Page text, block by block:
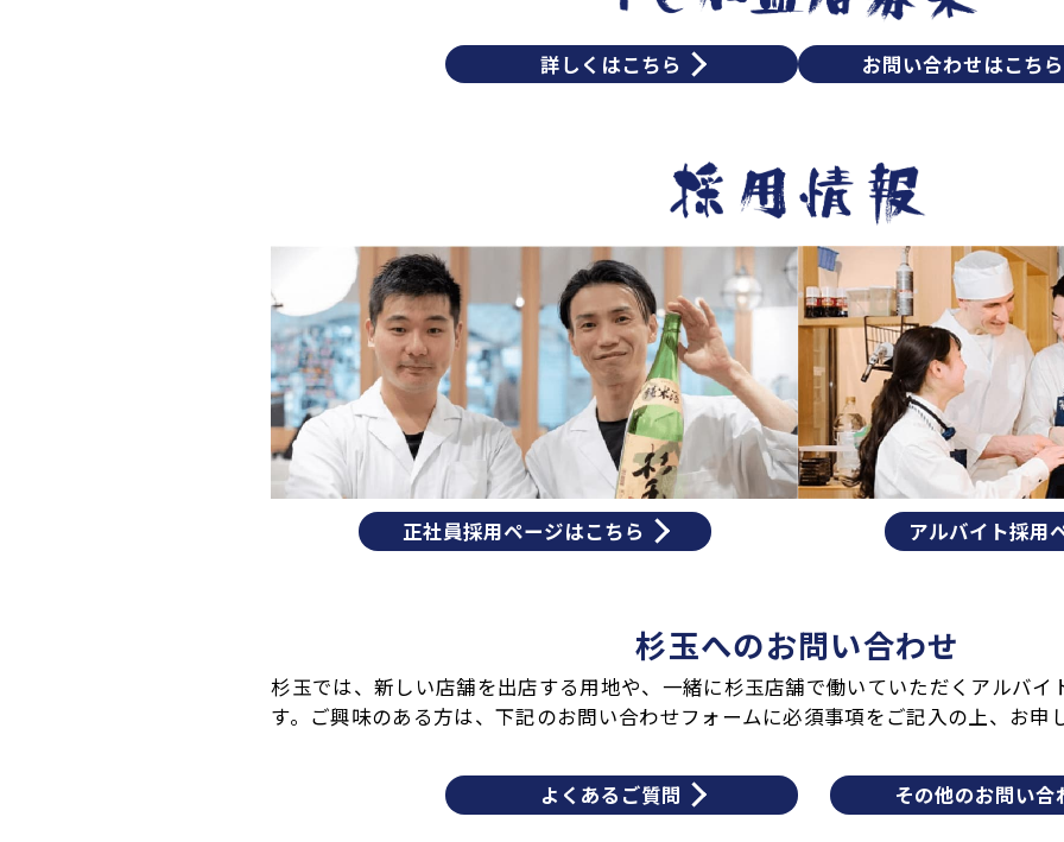
詳しくはこちら お問い合わせはこちら
正社員採用ページはこちら アルバイト採用
杉玉へのお問い合わせ
杉玉では、新しい店舗を出店する用地や、一緒に杉玉店舗で働いていただくアルバ
す。ご興味のある方は、下記のお問い合わせフォームに必須事項をご記入の上、お申
よくあるご質問 その他のお問い合